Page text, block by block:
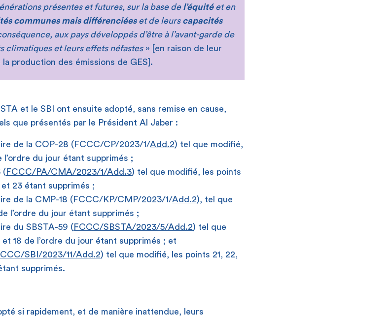
présentes et futures, sur la base de l’équitéet en
communes mais différenciéeset de leurs capacités
aux pays développés d’être à l’avant-garde de
climatiques et leurs effets néfastes» [en raison de leur
production des émissions de GES].
et le SBI ont ensuite adopté, sans remise en cause,
que présentés par le Président Al Jaber :
de la COP-28 (FCCC/CP/2023/1/Add.2) tel que modifié,
l’ordre du jour étant supprimés ;
( FCCC/PA/CMA/2023/1/Add.3) tel que modifié, les points
et 23 étant supprimés ;
de la CMP-18 (FCCC/KP/CMP/2023/1/Add.2), tel que
l’ordre du jour étant supprimés ;
du SBSTA-59 ( FCCC/SBSTA/2023/5/Add.2) tel que
et 18 de l’ordre du jour étant supprimés ; et
SBI/2023/11/Add.2) tel que modifié, les points 21, 22,
supprimés.
si rapidement, et de manière inattendue, leurs